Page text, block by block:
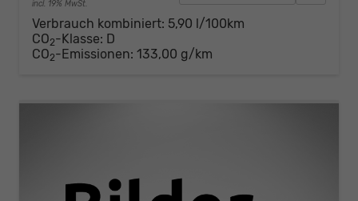
incl. 19% MwSt.
Verbrauch kombiniert: 5,90 l/100km
CO2-Klasse: D
CO2-Emissionen: 133,00 g/km